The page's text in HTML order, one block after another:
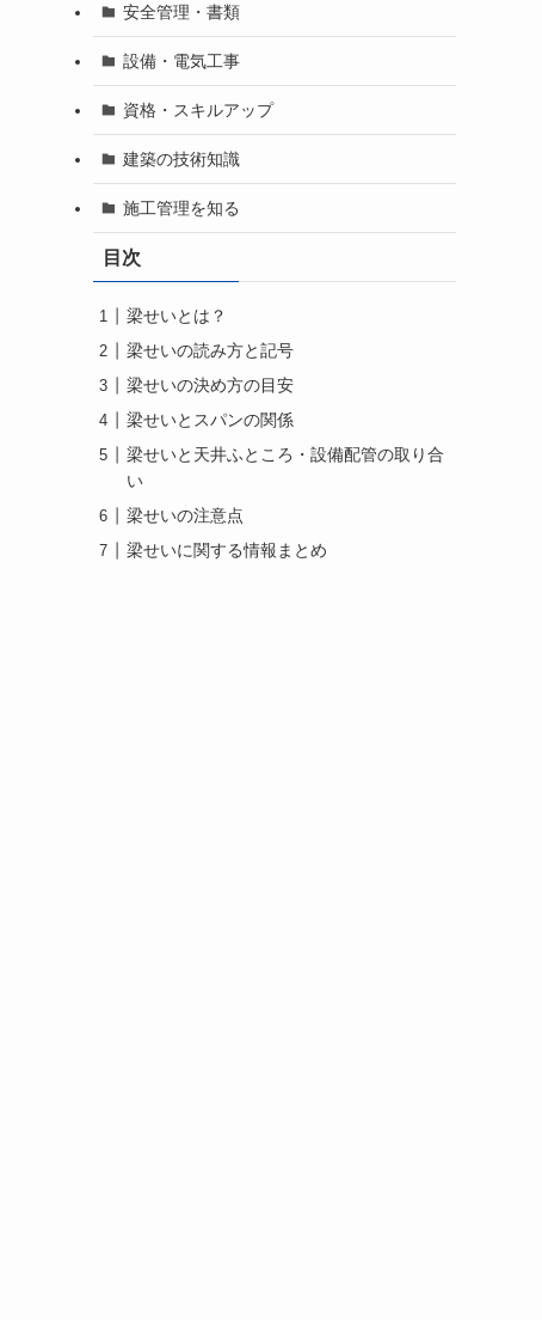
安全管理・書類
設備・電気工事
資格・スキルアップ
建築の技術知識
施工管理を知る
目次
梁せいとは？
梁せいの読み方と記号
梁せいの決め方の目安
梁せいとスパンの関係
梁せいと天井ふところ・設備配管の取り合
い
梁せいの注意点
梁せいに関する情報まとめ